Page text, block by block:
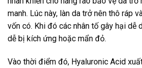
manh. Lúc này, làn da trở nên thô ráp
vốn có. Khi đó các nhân tố gây hại dễ
dễ bị kích ứng hoặc mẩn đỏ.
Vào thời điểm đó, Hyaluronic Acid